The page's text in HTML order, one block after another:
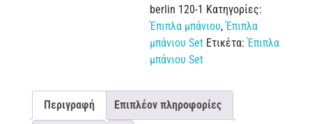
berlin 120-1 Κατηγορίες:
Έπιπλα μπάνιου,Έπιπλα
μπάνιου Set Ετικέτα:Έπιπλα
μπάνιου Set
Περιγραφή Επιπλέον πληροφορίες